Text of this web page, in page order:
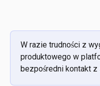
W razie trudności z
produktowego w
bezpośredni kontakt